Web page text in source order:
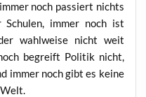
noch pas­siert nichts
immer noch ist
wahl­wei­se nicht weit
begreift Poli­tik nicht,
immer noch gibt es kei­ne
Welt.